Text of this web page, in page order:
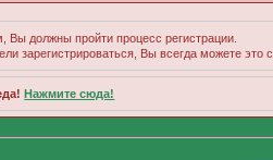
Вы должны пройти процесс регистрации.
зарегистрироваться, Вы всегда можете это
Нажмите сюда!